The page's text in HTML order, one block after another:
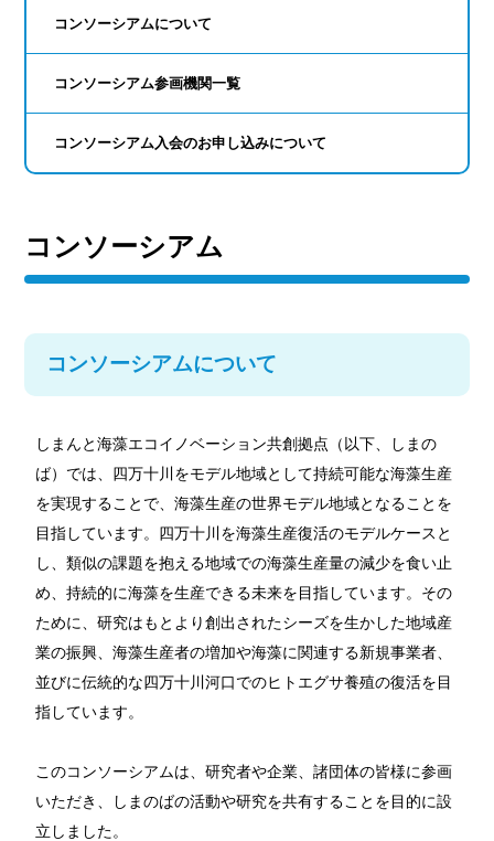
コンソーシアムについて
コンソーシアム参画機関一覧
コンソーシアム入会のお申し込みについて
コンソーシアム
コンソーシアムについて
しまんと海藻エコイノベーション共創拠点（以下、しまの
ば）では、四万十川をモデル地域として持続可能な海藻生産
を実現することで、海藻生産の世界モデル地域となることを
目指しています。四万十川を海藻生産復活のモデルケースと
し、類似の課題を抱える地域での海藻生産量の減少を食い止
め、持続的に海藻を生産できる未来を目指しています。その
ために、研究はもとより創出されたシーズを生かした地域産
業の振興、海藻生産者の増加や海藻に関連する新規事業者、
並びに伝統的な四万十川河口でのヒトエグサ養殖の復活を目
指しています。
このコンソーシアムは、研究者や企業、諸団体の皆様に参画
いただき、しまのばの活動や研究を共有することを目的に設
立しました。